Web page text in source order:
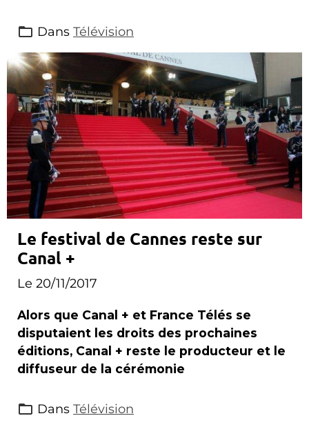
Dans Télévision
Le festival de Cannes reste sur
Canal +
Le 20/11/2017
Alors que Canal + et France Télés se
disputaient les droits des prochaines
éditions, Canal + reste le producteur et le
diffuseur de la cérémonie
Dans Télévision